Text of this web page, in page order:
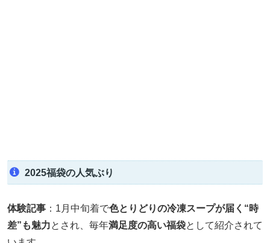
2025福袋の人気ぶり
体験記事 ：1月中旬着で色とりどりの冷凍スープが届く“時
差”も魅力とされ、毎年満足度の高い福袋として紹介されて